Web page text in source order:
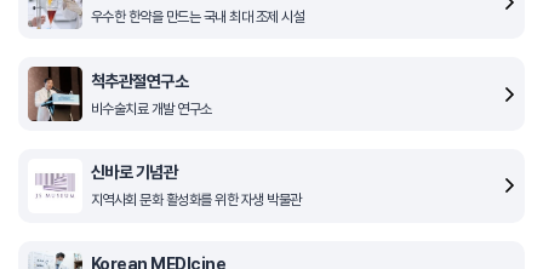
우수한 한약을 만드는 국내 최대 조제 시설
척추관절연구소
비수술치료 개발 연구소
신바로 기념관
지역사회 문화 활성화를 위한 자생 박물관
Korean MEDIcine